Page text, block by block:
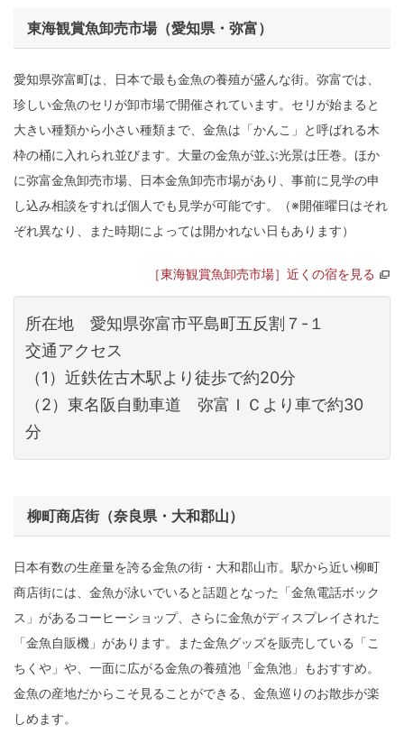
東海観賞魚卸売市場（愛知県・弥富）
愛知県弥富町は、日本で最も金魚の養殖が盛んな街。弥富では、
珍しい金魚のセリが卸市場で開催されています。セリが始まると
大きい種類から小さい種類まで、金魚は「かんこ」と呼ばれる木
枠の桶に入れられ並びます。大量の金魚が並ぶ光景は圧巻。ほか
に弥富金魚卸売市場、日本金魚卸売市場があり、事前に見学の申
し込み相談をすれば個人でも見学が可能です。（※開催曜日はそれ
ぞれ異なり、また時期によっては開かれない日もあります）
［東海観賞魚卸売市場］近くの宿を見る
所在地 愛知県弥富市平島町五反割７-１
交通アクセス
（1）近鉄佐古木駅より徒歩で約20分
（2）東名阪自動車道 弥富ＩＣより車で約30
分
柳町商店街（奈良県・大和郡山）
日本有数の生産量を誇る金魚の街・大和郡山市。駅から近い柳町
商店街には、金魚が泳いでいると話題となった「金魚電話ボック
ス」があるコーヒーショップ、さらに金魚がディスプレイされた
「金魚自販機」があります。また金魚グッズを販売している「こ
ちくや」や、一面に広がる金魚の養殖池「金魚池」もおすすめ。
金魚の産地だからこそ見ることができる、金魚巡りのお散歩が楽
しめます。